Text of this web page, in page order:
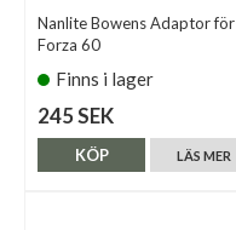
Nanlite Bowens Adaptor för
Forza 60
Finns i lager
245 SEK
LÄS MER
KÖP